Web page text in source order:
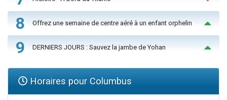
8 Offrez une semaine de centre aéré à un enfant orphelin
9 DERNIERS JOURS : Sauvez la jambe de Yohan
Horaires pour Columbus